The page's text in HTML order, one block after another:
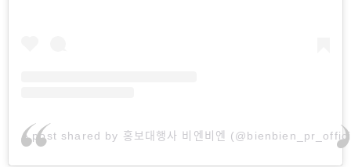
A post shared by 홍보대행사 비엔비엔